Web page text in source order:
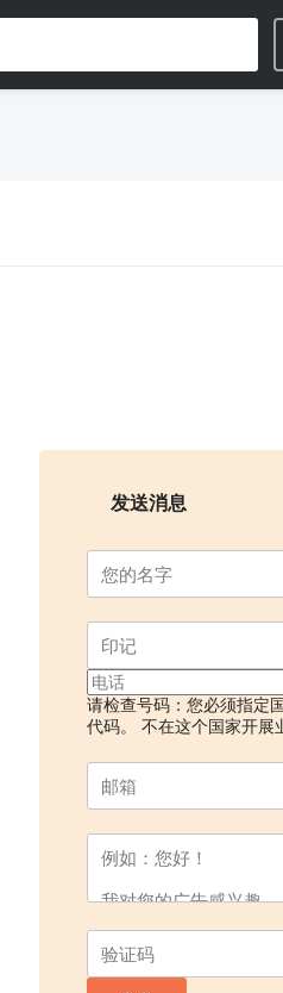
发送消息
请检查号码：您必须指定
代码。
不在这个国家开展